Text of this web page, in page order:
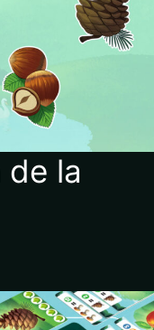
la